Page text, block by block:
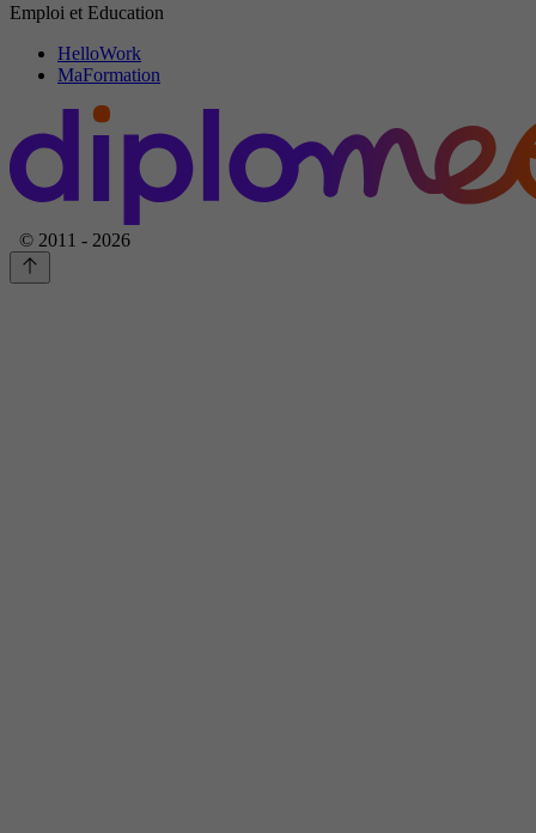
Emploi et Education
HelloWork
MaFormation
© 2011 - 2026